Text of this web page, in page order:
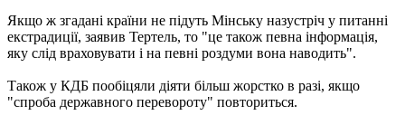
Якщо ж згадані країни не підуть Мінську назустріч у питанні
екстрадиції, заявив Тертель, то "це також певна інформація,
яку слід враховувати і на певні роздуми вона наводить".
Також у КДБ пообіцяли діяти більш жорстко в разі, якщо
"спроба державного перевороту" повториться.